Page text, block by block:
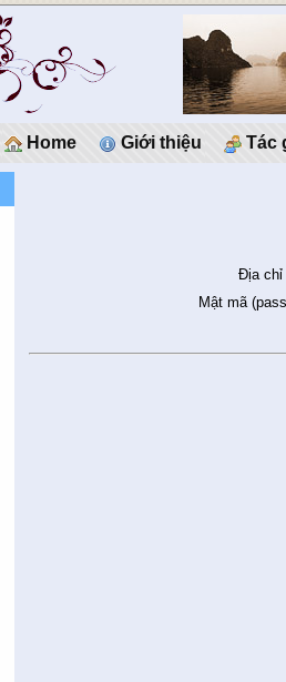
Home Giới thiệu Tác
Địa chỉ
Mật mã